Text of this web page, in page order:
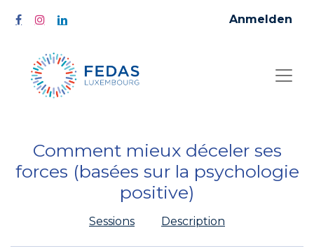
Anmelden
Comment mieux déceler ses
forces (basées sur la psychologie
positive)
Sessions Description